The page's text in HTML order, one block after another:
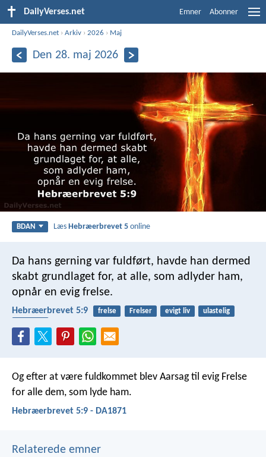
DailyVerses.net Emner Abonner
DailyVerses.net ›Arkiv ›2026 › Maj
Den 28. maj 2026
BDAN LæsHebræerbrevet 5 online
Da hans gerning var fuldført, havde han dermed
skabt grundlaget for, at alle, som adlyder ham,
opnår en evig frelse.
Hebræerbrevet 5:9 frelse Frelser evigt liv
ulastelig
Og efter at være fuldkommet blev Aarsag til evig Frelse
for alle dem, som lyde ham.
Hebræerbrevet 5:9 - DA1871
Relaterede emner